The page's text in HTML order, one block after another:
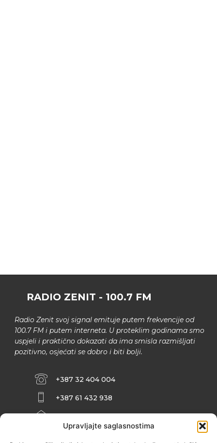
Upravljajte saglasnostima
RADIO ZENIT - 100.7 FM
Radio Zenit svoj signal emituje putem frekvencije od
100.7 FM i putem interneta. U proteklim godinama smo
uspjeli i praktično dokazati da ima smisla razmišljati
pozitivno, osjećati se dobro i biti bolji.
+387 32 404 004
+387 61 432 938
INFO@ZENIT.BA